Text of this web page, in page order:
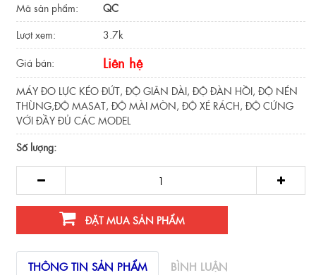
Mã sản phẩm:
QC
Lượt xem:
3.7k
Giá bán:
Liên hệ
MÁY ĐO LỰC KÉO ĐỨT, ĐỘ GIÃN DÀI, ĐỘ ĐÀN HỒI, ĐỘ NÉN
THÙNG,ĐỘ MASAT, ĐỘ MÀI MÒN, ĐỘ XÉ RÁCH, ĐỘ CỨNG
VỚI ĐẦY ĐỦ CÁC MODEL
Số lượng:
ĐẶT MUA SẢN PHẨM
THÔNG TIN SẢN PHẨM BÌNH LUẬN